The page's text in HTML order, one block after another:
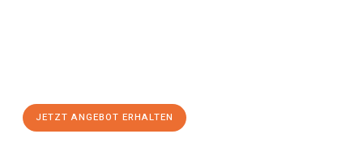
JETZT ANGEBOT ERHALTEN